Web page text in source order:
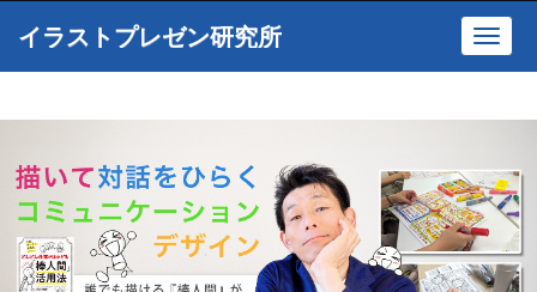
イラストプレゼン研究所